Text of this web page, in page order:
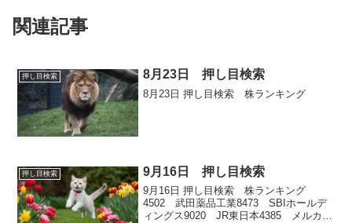
関連記事
押し目検索 8月23日 押し目検索
8月23日 押し目検索 株ランキング
押し目検索 9月16日 押し目検索
9月16日 押し目検索 株ランキング
4502 武田薬品工業8473 SBIホールデ
ィングス9020 JR東日本4385 メルカリ